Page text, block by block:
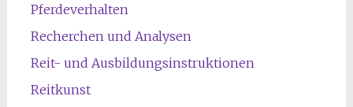
Pferdeverhalten
Recherchen und Analysen
Reit- und Ausbildungsinstruktionen
Reitkunst